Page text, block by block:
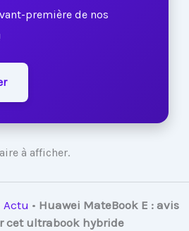
première de nos
à afficher.
Actu • Huawei MateBook E : avis
cet ultrabook hybride